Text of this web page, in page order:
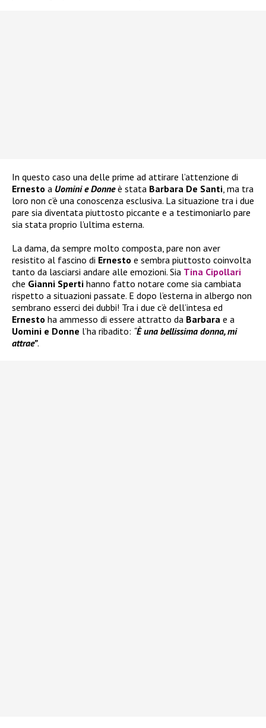
In questo caso una delle prime ad attirare l’attenzione di
Ernesto a Uomini e Donneè stata Barbara De Santi, ma tra
loro non c’è una conoscenza esclusiva. La situazione tra i due
pare sia diventata piuttosto piccante e a testimoniarlo pare
sia stata proprio l’ultima esterna.
La dama, da sempre molto composta, pare non aver
resistito al fascino di Ernesto e sembra piuttosto coinvolta
tanto da lasciarsi andare alle emozioni. Sia Tina Cipollari
che Gianni Sperti hanno fatto notare come sia cambiata
rispetto a situazioni passate. E dopo l’esterna in albergo non
sembrano esserci dei dubbi! Tra i due c’è dell’intesa ed
Ernesto ha ammesso di essere attratto da Barbara e a
Uomini e Donne l’ha ribadito: “È una bellissima donna, mi
attrae”.